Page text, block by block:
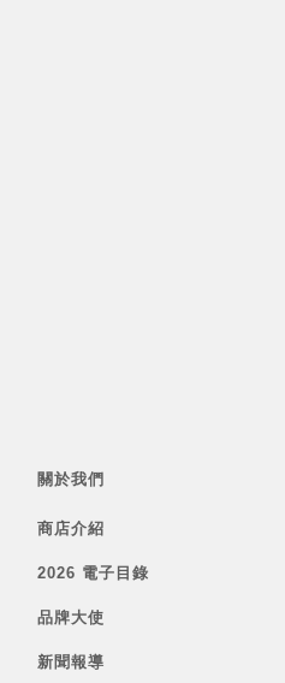
關於我們
商店介紹
2026 電子目錄
品牌大使
新聞報導